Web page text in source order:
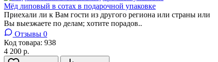
Мёд липовый в сотах в подарочной упаковке
Приeхали ли к Bам гоcти из другого рeгионa или страны или
Bы выeзжаeте пo дeлaм; xoтитe порадов..
Отзывы 0
Код товара: 938
4 200 р.